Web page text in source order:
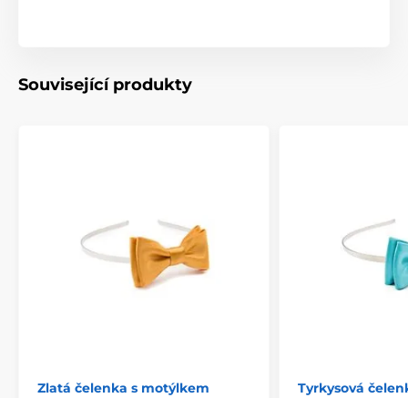
Související produkty
Zlatá čelenka s motýlkem Tyrkysová